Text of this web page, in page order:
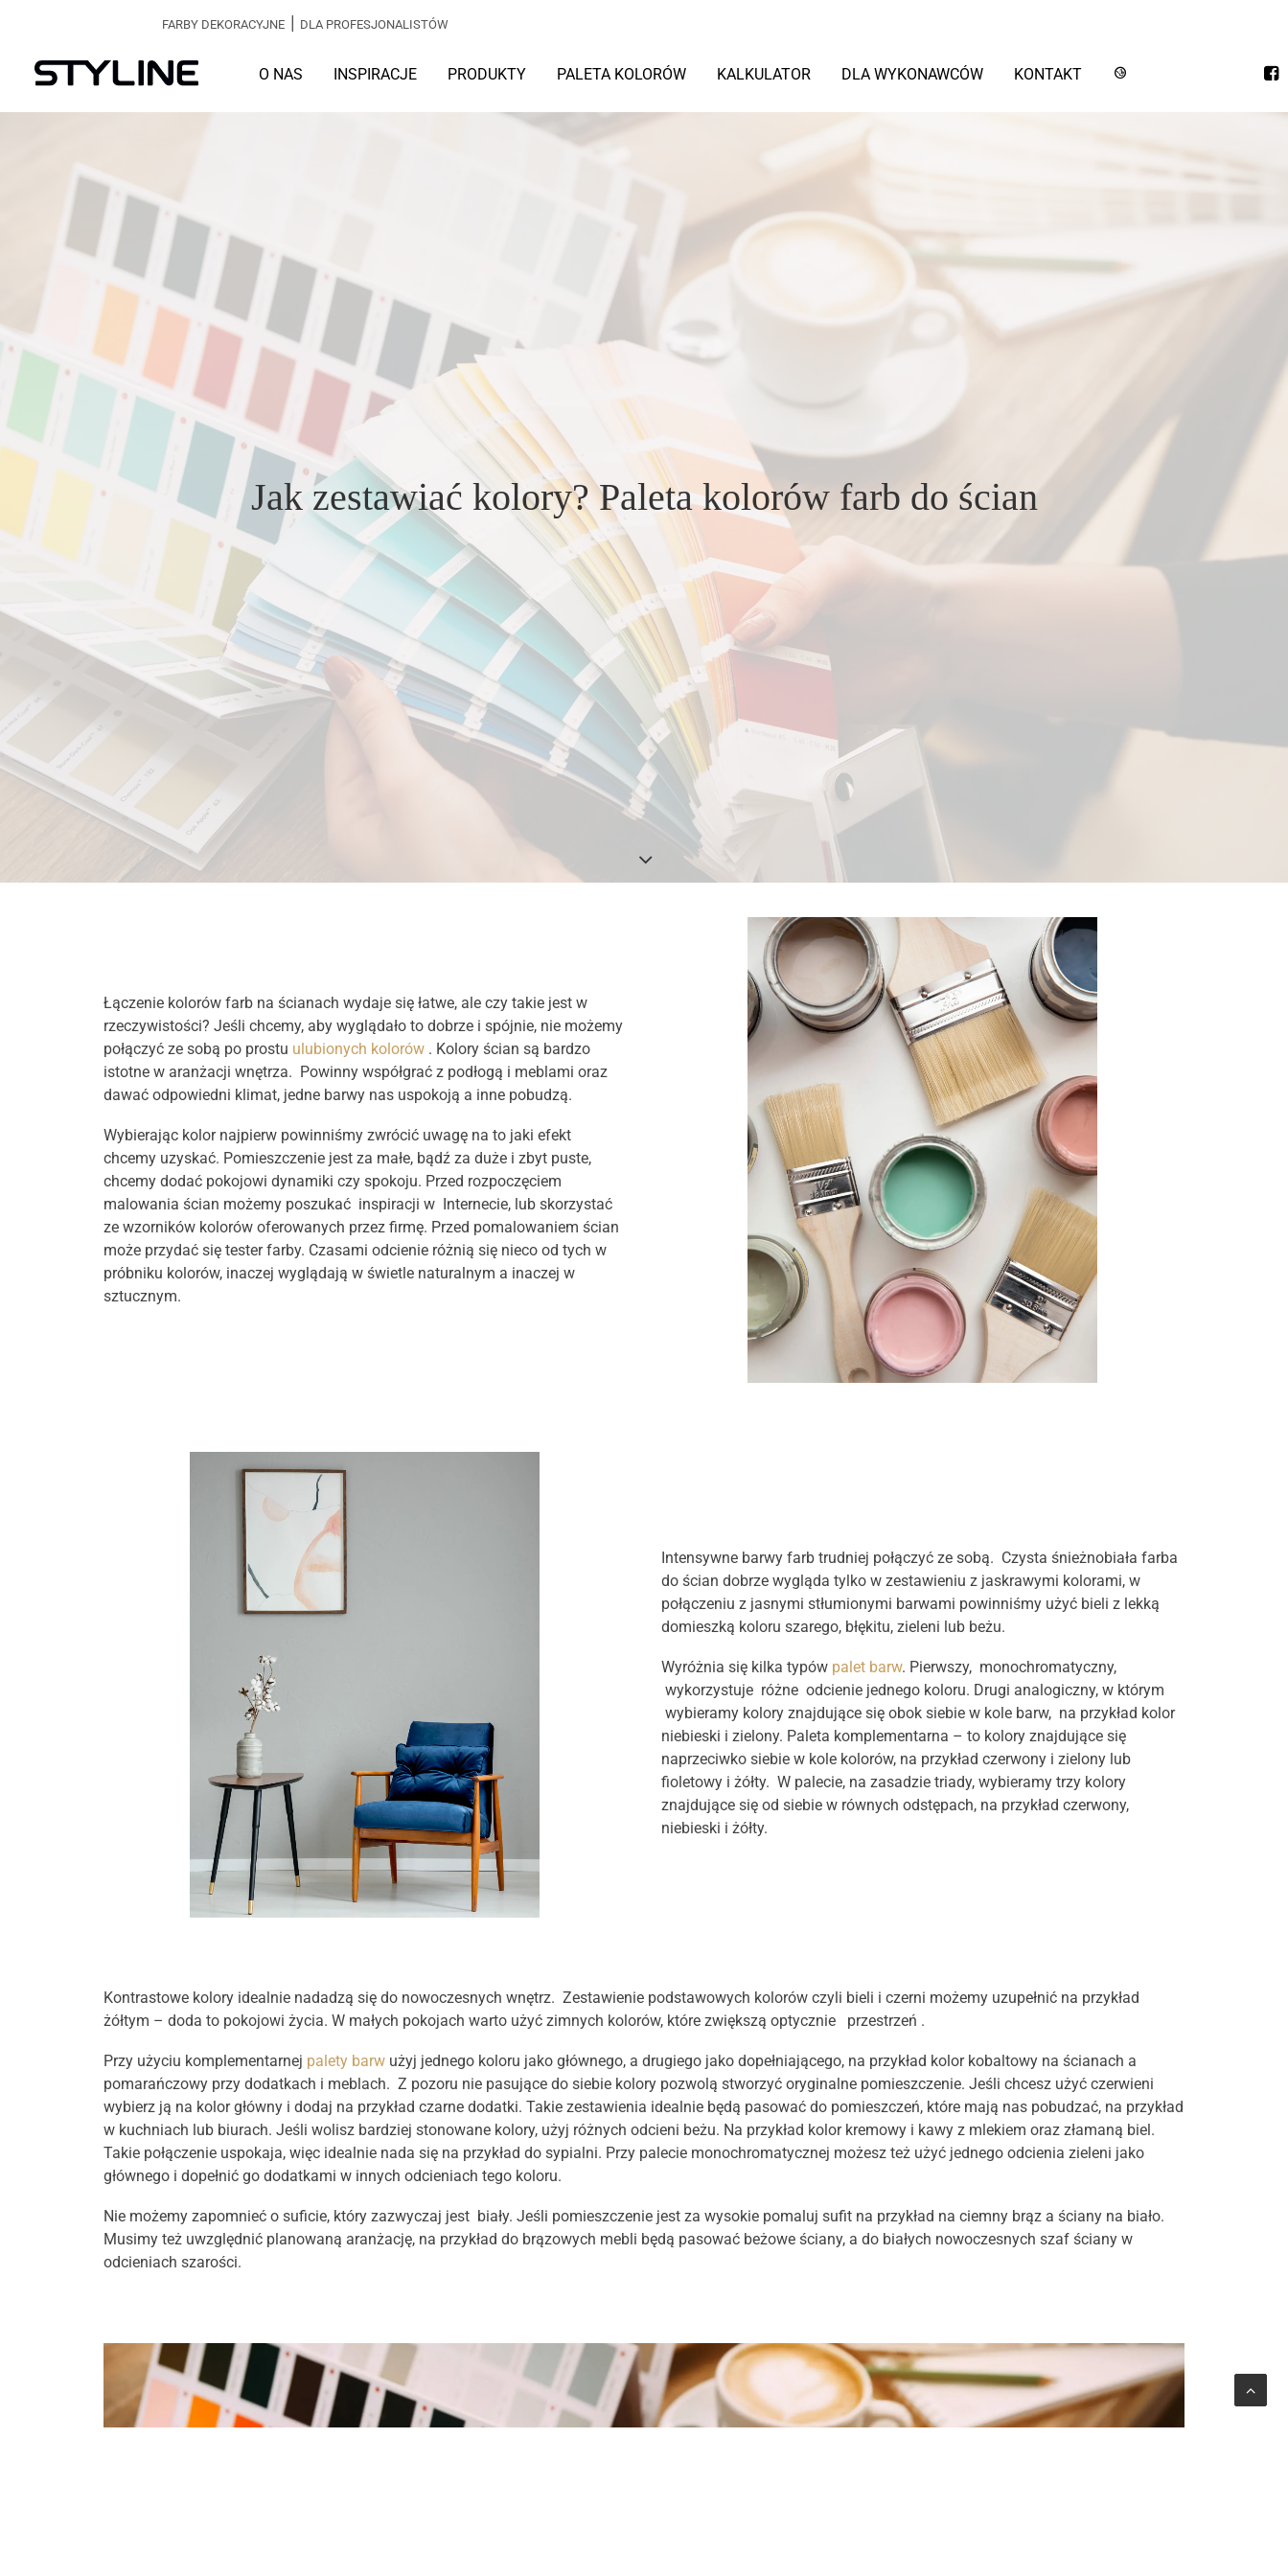
FARBY DEKORACYJNE | DLA PROFESJONALISTÓW
O NAS INSPIRACJE PRODUKTY PALETA KOLORÓW KALKULATOR DLA WYKONAWCÓW KONTAKT
Jak zestawiać kolory? Paleta kolorów farb do ścian
Łączenie kolorów farb na ścianach wydaje się łatwe, ale czy takie jest w
rzeczywistości? Jeśli chcemy, aby wyglądało to dobrze i spójnie, nie możemy
połączyć ze sobą po prostu ulubionych kolorów . Kolory ścian są bardzo
istotne w aranżacji wnętrza. Powinny współgrać z podłogą i meblami oraz
dawać odpowiedni klimat, jedne barwy nas uspokoją a inne pobudzą.
Wybierając kolor najpierw powinniśmy zwrócić uwagę na to jaki efekt
chcemy uzyskać. Pomieszczenie jest za małe, bądź za duże i zbyt puste,
chcemy dodać pokojowi dynamiki czy spokoju. Przed rozpoczęciem
malowania ścian możemy poszukać inspiracji w Internecie, lub skorzystać
ze wzorników kolorów oferowanych przez firmę. Przed pomalowaniem ścian
może przydać się tester farby. Czasami odcienie różnią się nieco od tych w
próbniku kolorów, inaczej wyglądają w świetle naturalnym a inaczej w
sztucznym.
Intensywne barwy farb trudniej połączyć ze sobą. Czysta śnieżnobiała farba
do ścian dobrze wygląda tylko w zestawieniu z jaskrawymi kolorami, w
połączeniu z jasnymi stłumionymi barwami powinniśmy użyć bieli z lekką
domieszką koloru szarego, błękitu, zieleni lub beżu.
Wyróżnia się kilka typów palet barw. Pierwszy, monochromatyczny,
wykorzystuje różne odcienie jednego koloru. Drugi analogiczny, w którym
wybieramy kolory znajdujące się obok siebie w kole barw, na przykład kolor
niebieski i zielony. Paleta komplementarna – to kolory znajdujące się
naprzeciwko siebie w kole kolorów, na przykład czerwony i zielony lub
fioletowy i żółty. W palecie, na zasadzie triady, wybieramy trzy kolory
znajdujące się od siebie w równych odstępach, na przykład czerwony,
niebieski i żółty.
Kontrastowe kolory idealnie nadadzą się do nowoczesnych wnętrz. Zestawienie podstawowych kolorów czyli bieli i czerni możemy uzupełnić na przykład
żółtym – doda to pokojowi życia. W małych pokojach warto użyć zimnych kolorów, które zwiększą optycznie przestrzeń .
Przy użyciu komplementarnej palety barw użyj jednego koloru jako głównego, a drugiego jako dopełniającego, na przykład kolor kobaltowy na ścianach a
pomarańczowy przy dodatkach i meblach. Z pozoru nie pasujące do siebie kolory pozwolą stworzyć oryginalne pomieszczenie. Jeśli chcesz użyć czerwieni
wybierz ją na kolor główny i dodaj na przykład czarne dodatki. Takie zestawienia idealnie będą pasować do pomieszczeń, które mają nas pobudzać, na przykład
w kuchniach lub biurach. Jeśli wolisz bardziej stonowane kolory, użyj różnych odcieni beżu. Na przykład kolor kremowy i kawy z mlekiem oraz złamaną biel.
Takie połączenie uspokaja, więc idealnie nada się na przykład do sypialni. Przy palecie monochromatycznej możesz też użyć jednego odcienia zieleni jako
głównego i dopełnić go dodatkami w innych odcieniach tego koloru.
Nie możemy zapomnieć o suficie, który zazwyczaj jest biały. Jeśli pomieszczenie jest za wysokie pomaluj sufit na przykład na ciemny brąz a ściany na biało.
Musimy też uwzględnić planowaną aranżację, na przykład do brązowych mebli będą pasować beżowe ściany, a do białych nowoczesnych szaf ściany w
odcieniach szarości.